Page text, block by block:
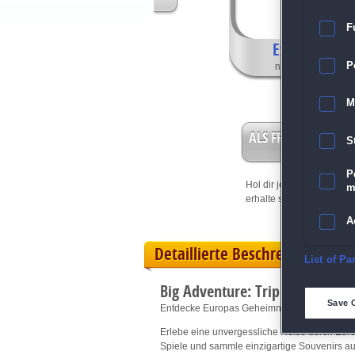
Exklusive
nur in der
ALS FREISPIEL
Hol dir jetzt deine
erhalte sofort bis zu 15
Detaillierte Beschreibung
Big Adventure: Trip to Europe
Entdecke Europas Geheimnisse und löse
Erlebe eine unvergessliche Reise durch
Spiele und sammle einzigartige Souvenirs
List of
Save